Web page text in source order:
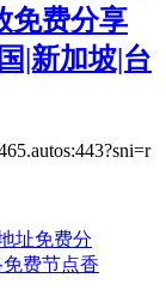
费分享
|新加坡|台